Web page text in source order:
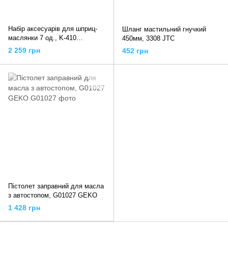
Набір аксесуарів для шприц-
маслянки 7 од., K-410
GIKRAFT
2 259 грн
Шланг мастильний гнучкий
450мм, 3308 JTC
452 грн
Пістолет заправний для масла
з автостопом, G01027 GEKO
1 428 грн